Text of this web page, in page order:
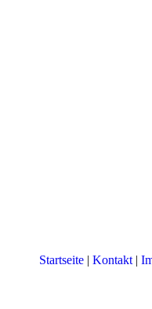
Startseite | Kontakt |